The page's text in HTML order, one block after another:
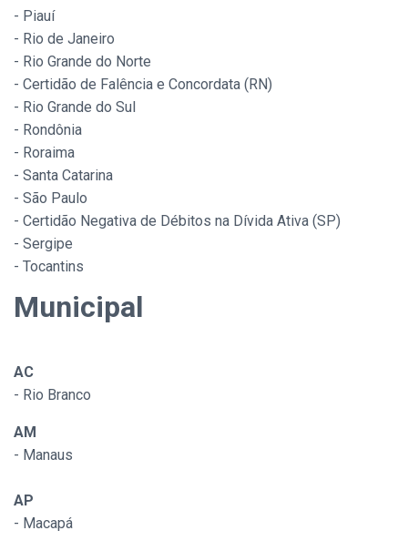
- Piauí
- Rio de Janeiro
- Rio Grande do Norte
- Certidão de Falência e Concordata (RN)
- Rio Grande do Sul
- Rondônia
- Roraima
- Santa Catarina
- São Paulo
- Certidão Negativa de Débitos na Dívida Ativa (SP)
- Sergipe
- Tocantins
Municipal
AC
- Rio Branco
AM
- Manaus
AP
- Macapá